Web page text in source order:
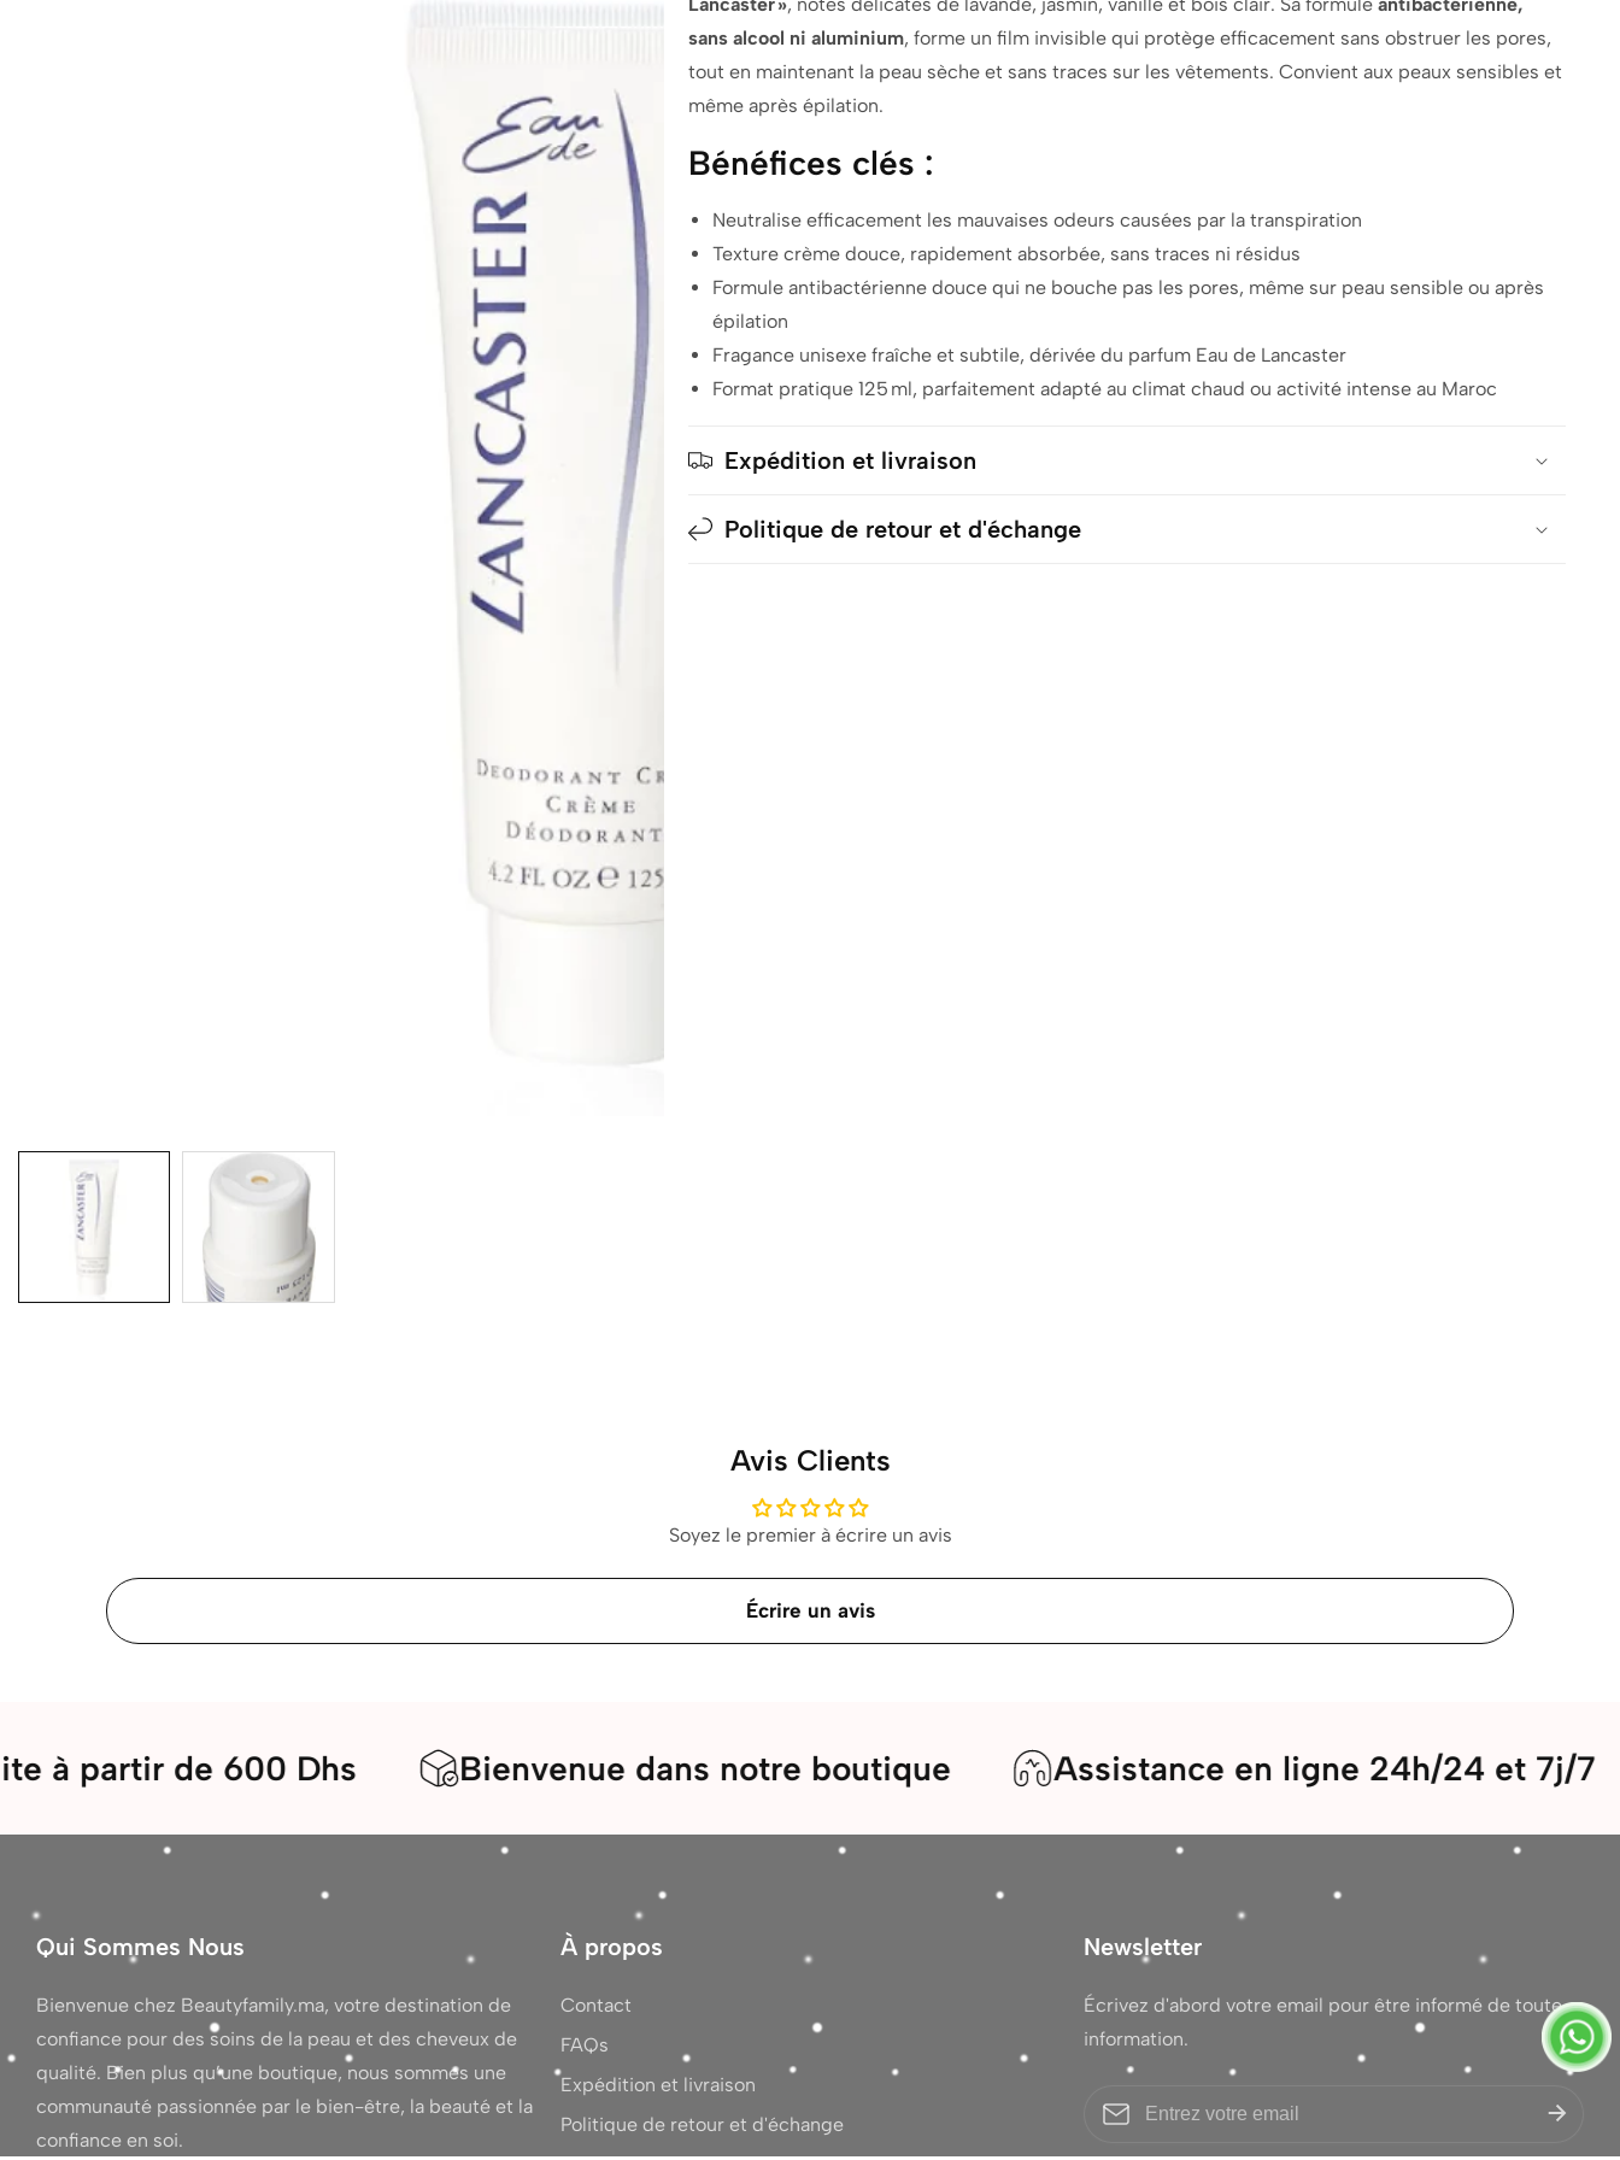
sans alcool ni aluminium, forme un film invisible qui protège efficacement sans obstruer les pores,
tout en maintenant la peau sèche et sans traces sur les vêtements. Convient aux peaux sensibles et
même après épilation.
Bénéfices clés :
Neutralise efficacement les mauvaises odeurs causées par la transpiration
Texture crème douce, rapidement absorbée, sans traces ni résidus
Formule antibactérienne douce qui ne bouche pas les pores, même sur peau sensible ou après
épilation
Fragance unisexe fraîche et subtile, dérivée du parfum Eau de Lancaster
Format pratique 125 ml, parfaitement adapté au climat chaud ou activité intense au Maroc
Expédition et livraison
Politique de retour et d'échange
Avis Clients
Soyez le premier à écrire un avis
Écrire un avis
de 600 Dhs Bienvenue dans notre boutique Assistance en ligne 24h/24 et 7j/7
Qui Sommes Nous
Bienvenue chez Beautyfamily.ma, votre destination de
confiance pour des soins de la peau et des cheveux de
qualité. Bien plus qu’une boutique, nous sommes une
communauté passionnée par le bien-être, la beauté et la
confiance en soi.
À propos
Contact
FAQs
Expédition et livraison
Politique de retour et d'échange
Newsletter
Écrivez d'abord votre email pour être informé de toute
information.